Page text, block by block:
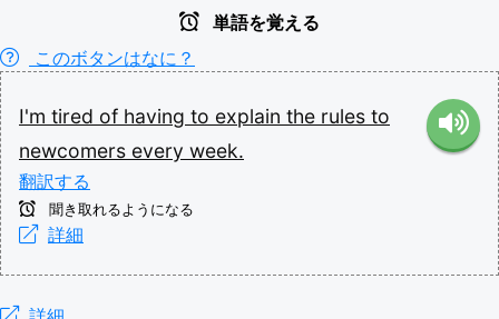
単語を覚える
このボタンはなに？
I'm tired of having to explain the rules to
newcomers every week.
翻訳する
聞き取れるようになる
詳細